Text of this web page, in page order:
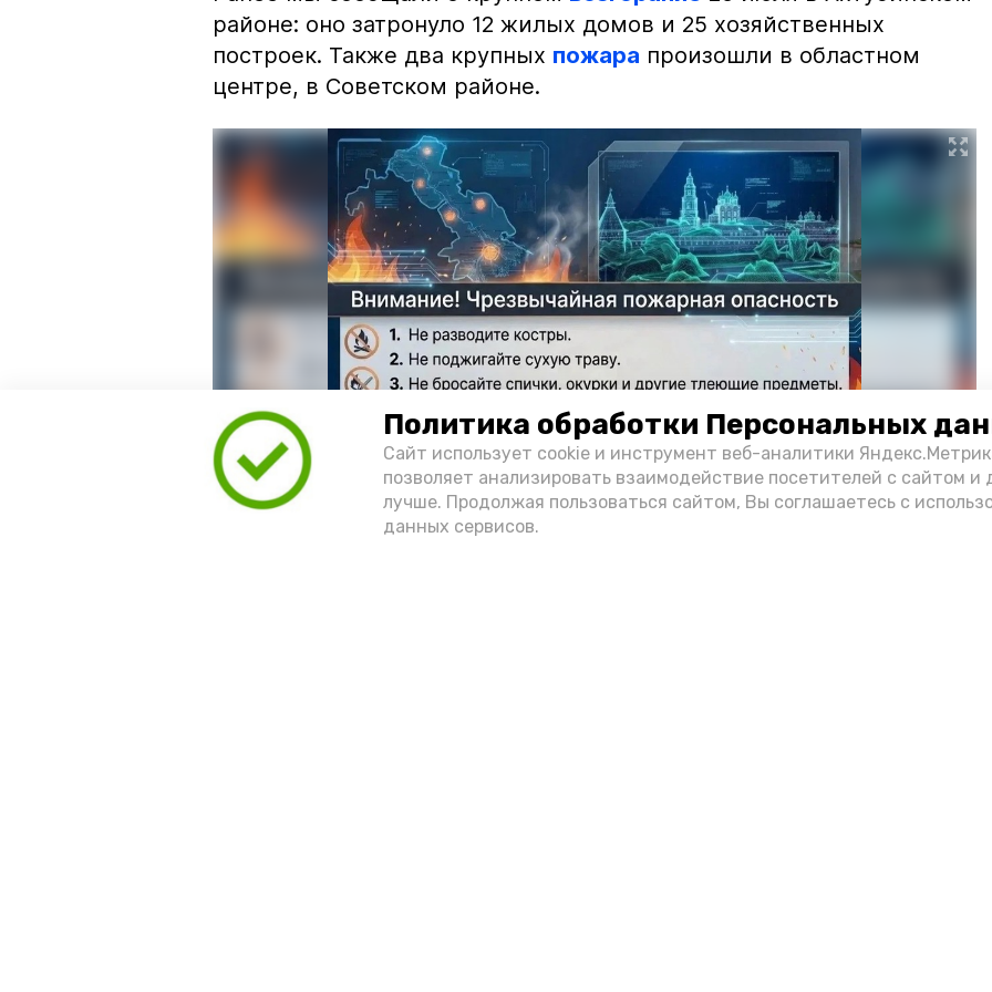
Политика обработки Персональных
Сайт использует cookie и инструмент веб-аналитики
позволяет анализировать взаимодействие посетителей с сайтом и
лучше. Продолжая пользоваться сайтом, Вы соглашаетесь с
данных сервисов.
районе: оно затронуло 12 жилых домов и 25 хозяйственных
построек. Также два крупных пожара произошли в областном
центре, в Советском районе.